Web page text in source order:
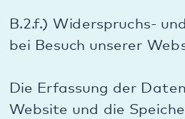
können wir unser Internet-
optimieren, was auch im
B.3.c.) Rechtsgrundlage der
über Matomo: